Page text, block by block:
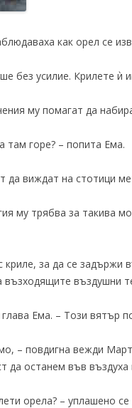
как орел се
без усилие. Крилете ѝ
му помагат да
там горе? – попита Ема.
да виждат на стотици
му трябва за такива
криле, за да се задържи
възходящите въздушни
Ема. – Този вятър
– повдигна вежди
да останем във въздуха
орела? – уплашено се